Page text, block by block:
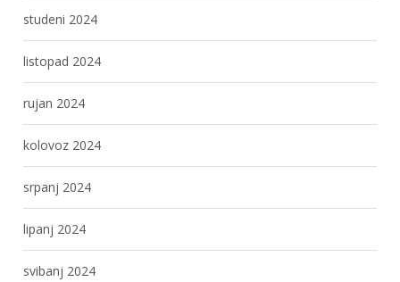
studeni 2024
listopad 2024
rujan 2024
kolovoz 2024
srpanj 2024
lipanj 2024
svibanj 2024